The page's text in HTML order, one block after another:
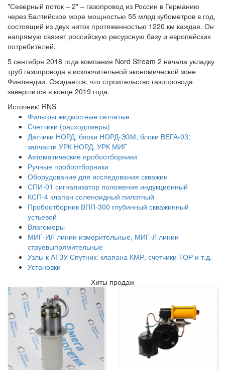
"Северный поток – 2" – газопровод из России в Германию
через Балтийское море мощностью 55 млрд кубометров в год,
состоящий из двух ниток протяженностью 1220 км каждая. Он
напрямую свяжет российскую ресурсную базу и европейских
потребителей.
5 сентября 2018 года компания Nord Stream 2 начала укладку
труб газопровода в исключительной экономической зоне
Финляндии. Ожидается, что строительство газопровода
завершится в конце 2019 года.
Источник: RNS
Фильтры жидкостные сетчатые
Счетчики (расходомеры)
Датчики НОРД, блоки НОРД-Э3М, блоки ВЕГА-03;
запчасти УРК НОРД, УРК МИГ
Автоматические пробоотборники
Ручные пробоотборники
Оборудование для исследования скважин
СПИ-01 сигнализатор положения индукционный
КСП-4 клапан соленоидный пилотный
Пробоотборник ВПП-300 глубинный скважинный
устьевой
Влагомеры
МИГ-ИЛ линии измерительные, МИГ-Л линии
струевыпрямительные
Узлы к АГЗУ Спутник: клапана КМР, счетчики ТОР и т.д.
Установки
Хиты продаж